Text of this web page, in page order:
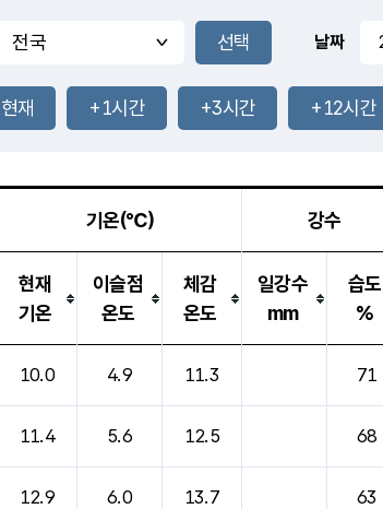
-mm
-mm
35.4
℃
37.2℃
1.4m/s
-mm
-mm
날짜
현재 +1시간 +3시간 +12시간
기온(℃) 강수
현재
기온
이슬점
온도
체감
온도
일강수
mm
습도
%
10.0 4.9 11.3 71
11.4 5.6 12.5 68
12.9 6.0 13.7 63